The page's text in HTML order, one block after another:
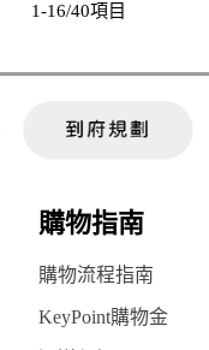
1-16/40項目
購物指南
購物流程指南
KeyPoint購物金